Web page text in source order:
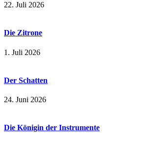
22. Juli 2026
Die Zitrone
1. Juli 2026
Der Schatten
24. Juni 2026
Die Königin der Instrumente